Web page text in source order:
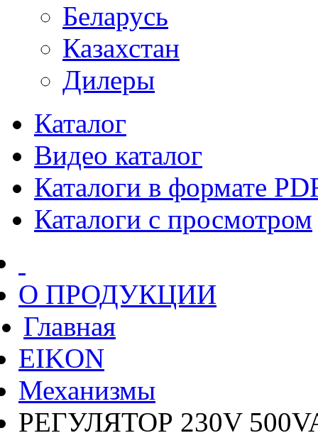
Беларусь
Казахстан
Дилеры
Каталог
Видео каталог
Каталоги в формате
Каталоги с просмотром
О ПРОДУКЦИИ
Главная
EIKON
Механизмы
РЕГУЛЯТОР 230V